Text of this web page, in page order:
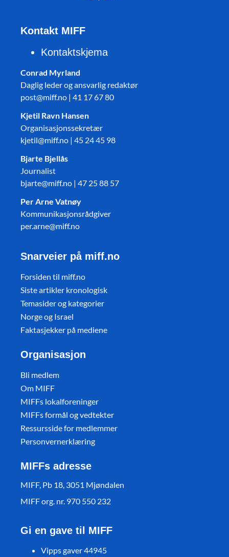
Kontakt MIFF
Kontaktskjema
Conrad Myrland
Daglig leder og ansvarlig redaktør
post@miff.no | 41 17 67 80
Kjetil Ravn Hansen
Organisasjonssekretær
kjetil@miff.no | 45 24 45 98
Bjarte Bjellås
Journalist
bjarte@miff.no | 47 25 88 57
Per Arne Vatnøy
Kommunikasjonsrådgiver
per.arne@miff.no
Snarveier på miff.no
Forsiden til miff.no
Siste artikler kronologisk
Temasider og kategorier
Norge og Israel
Faktasjekker på mediene
Organisasjon
Bli medlem
Om MIFF
MIFFs lokalforeninger
MIFFs formål og vedtekter
Ressursside for medlemmer
Personvernerklæring
MIFFs adresse
MIFF, Pb 18, 3051 Mjøndalen
MIFF org. nr. 970 550 232
Gi en gave til MIFF
Vipps gaver 44945